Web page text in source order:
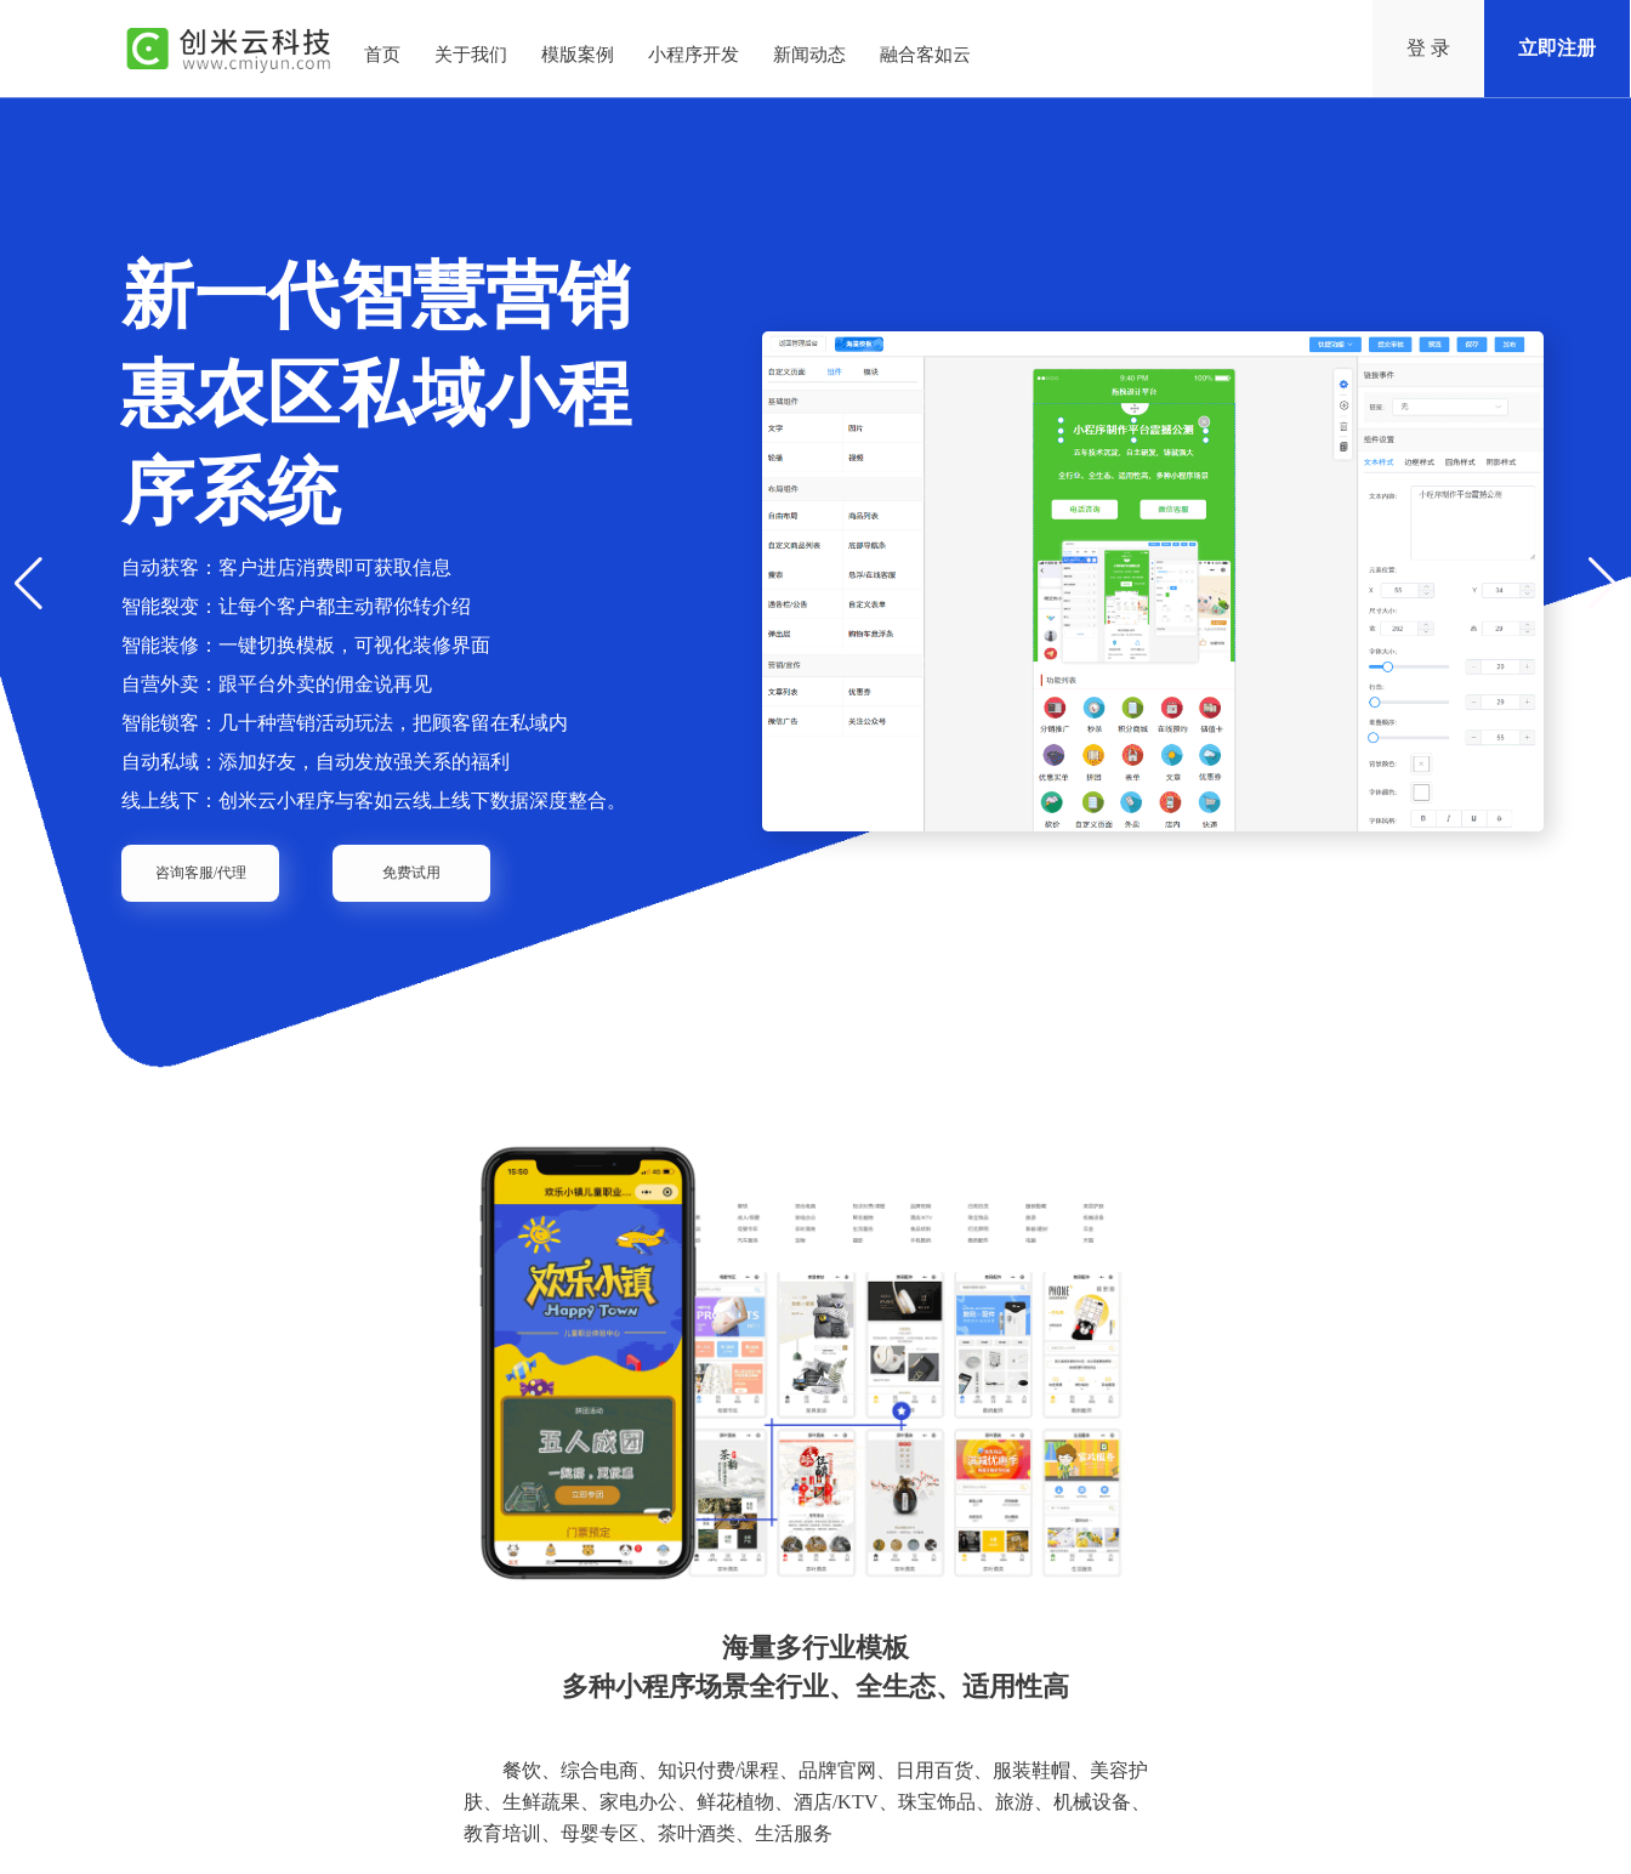
首页 关于我们 模版案例 小程序开发 新闻动态 融合客如云 登 录 立即注册
新一代智慧营销
惠农区私域小程
序系统
自动获客：客户进店消费即可获取信息
智能裂变：让每个客户都主动帮你转介绍
智能装修：一键切换模板，可视化装修界面
自营外卖：跟平台外卖的佣金说再见
智能锁客：几十种营销活动玩法，把顾客留在私域内
自动私域：添加好友，自动发放强关系的福利
线上线下：创米云小程序与客如云线上线下数据深度整合。
咨询客服/代理 免费试用
海量多行业模板
多种小程序场景全行业、全生态、适用性高
餐饮、综合电商、知识付费/课程、品牌官网、日用百货、服装鞋帽、美容护
肤、生鲜蔬果、家电办公、鲜花植物、酒店/KTV、珠宝饰品、旅游、机械设备、
教育培训、母婴专区、茶叶酒类、生活服务